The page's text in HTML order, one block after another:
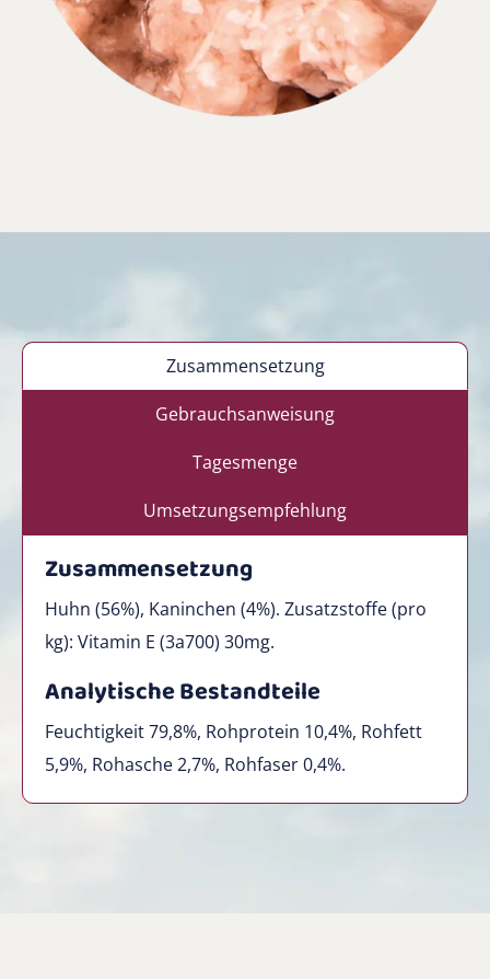
Zusammensetzung
Gebrauchsanweisung
Tagesmenge
Umsetzungsempfehlung
Zusammensetzung
Huhn (56%), Kaninchen (4%). Zusatzstoffe (pro
kg): Vitamin E (3a700) 30mg.
Analytische Bestandteile
Feuchtigkeit 79,8%, Rohprotein 10,4%, Rohfett
5,9%, Rohasche 2,7%, Rohfaser 0,4%.